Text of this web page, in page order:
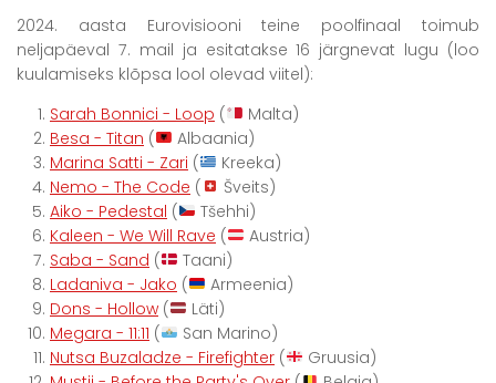
2024. aasta Eurovisiooni teine poolfinaal toimub
neljapäeval 7. mail ja esitatakse 16 järgnevat lugu (loo
kuulamiseks klõpsa lool olevad viitel):
Sarah Bonnici - Loop (
Malta)
Besa - Titan (
Albaania)
Marina Satti - Zari (
Kreeka)
Nemo - The Code (
Šveits)
Aiko - Pedestal (
Tšehhi)
Kaleen - We Will Rave (
Austria)
Saba - Sand (
Taani)
Ladaniva - Jako (
Armeenia)
Dons - Hollow(
Läti)
Megara - 11:11 (
San Marino)
Nutsa Buzaladze - Firefighter (
Gruusia)